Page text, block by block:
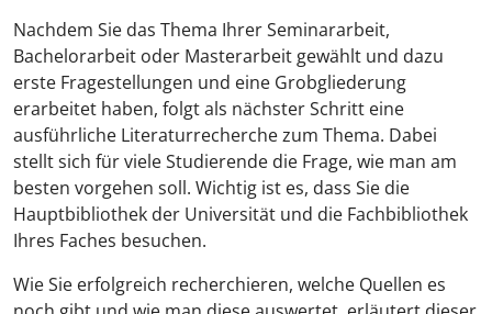
Nachdem Sie das Thema Ihrer Seminararbeit,
Bachelorarbeit oder Masterarbeit gewählt und dazu
erste Fragestellungen und eine Grobgliederung
erarbeitet haben, folgt als nächster Schritt eine
ausführliche Literaturrecherche zum Thema. Dabei
stellt sich für viele Studierende die Frage, wie man am
besten vorgehen soll. Wichtig ist es, dass Sie die
Hauptbibliothek der Universität und die Fachbibliothek
Ihres Faches besuchen.
Wie Sie erfolgreich recherchieren, welche Quellen es